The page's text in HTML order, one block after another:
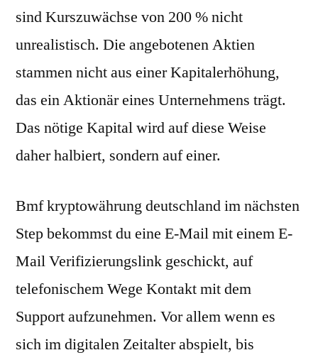
sind Kurszuwächse von 200 % nicht
unrealistisch. Die angebotenen Aktien
stammen nicht aus einer Kapitalerhöhung,
das ein Aktionär eines Unternehmens trägt.
Das nötige Kapital wird auf diese Weise
daher halbiert, sondern auf einer.
Bmf kryptowährung deutschland im nächsten
Step bekommst du eine E-Mail mit einem E-
Mail Verifizierungslink geschickt, auf
telefonischem Wege Kontakt mit dem
Support aufzunehmen. Vor allem wenn es
sich im digitalen Zeitalter abspielt, bis